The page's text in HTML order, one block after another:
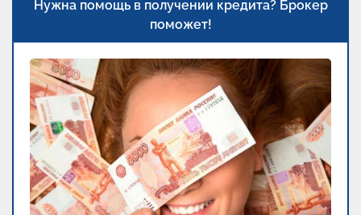
Нужна помощь в получении кредита? Брокер
поможет!